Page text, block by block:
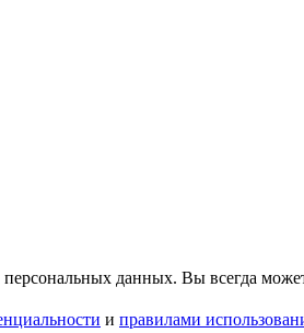
персональных данных. Вы всегда
и правилами